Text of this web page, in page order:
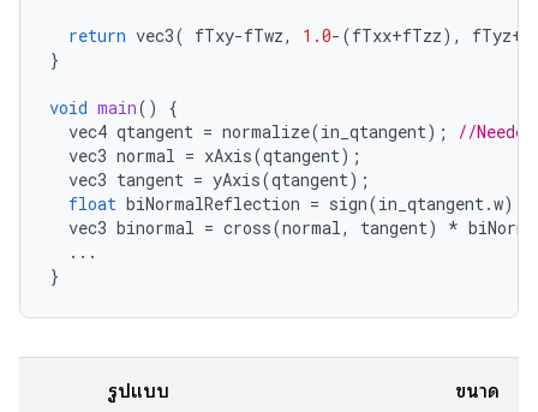
return vec3( fTxy-fTwz, 1.0- (fTxx+fTzz), fTyz+
}
void main()
{
vec4 qtangent = normalize(in_qtangent);
//
vec3 normal = xAxis(qtangent);
vec3 tangent = yAxis(qtangent);
float biNormalReflection = sign(in_qtangent .w);
vec3 binormal = cross(normal , tangent) *
...
}
รูปแบบ ขนาด